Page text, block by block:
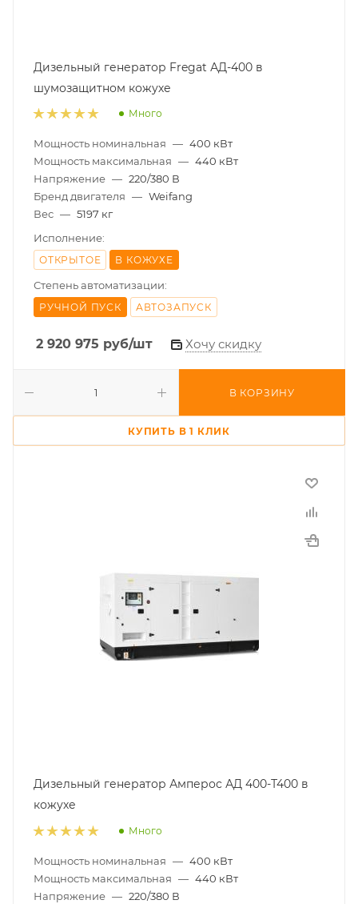
Дизельный генератор Fregat АД-400 в
шумозащитном кожухе
Много
Мощность номинальная — 400 кВт
Мощность максимальная — 440 кВт
Напряжение — 220/380 В
Бренд двигателя — Weifang
Вес — 5197 кг
Исполнение:
ОТКРЫТОЕ В КОЖУХЕ
Степень автоматизации:
РУЧНОЙ ПУСК АВТОЗАПУСК
2 920 975 руб/шт Хочу скидку
В КОРЗИНУ
КУПИТЬ В 1 КЛИК
Дизельный генератор Амперос АД 400-Т400 в
кожухе
Много
Мощность номинальная — 400 кВт
Мощность максимальная — 440 кВт
Напряжение — 220/380 В